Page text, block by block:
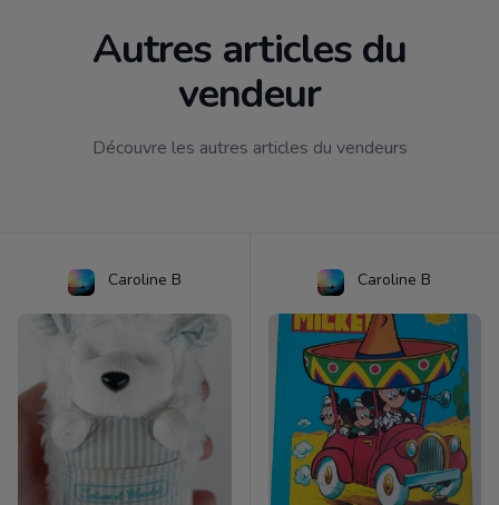
Autres articles du
vendeur
Découvre les autres articles du vendeurs
Caroline B Caroline B